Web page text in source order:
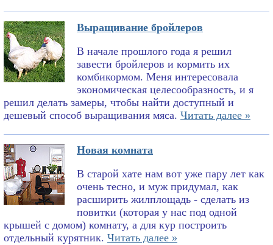
Выращивание бройлеров
В начале прошлого года я решил
завести бройлеров и кормить их
комбикормом. Меня интересовала
экономическая целесообразность, и я
решил делать замеры, чтобы найти доступный и
дешевый способ выращивания мяса. Читать далее »
Новая комната
В старой хате нам вот уже пару лет как
очень тесно, и муж придумал, как
расширить жилплощадь - сделать из
повитки (которая у нас под одной
крышей с домом) комнату, а для кур построить
отдельный курятник. Читать далее »